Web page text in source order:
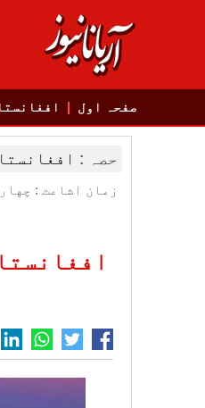
صفحہ اول
حصہ :
زمان اشاعت : چهارشنبه, 12